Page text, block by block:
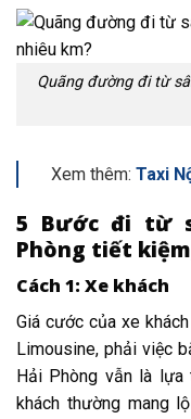
Quãng đường đi từ
Xem thêm: Taxi
5 Bước đi từ
Phòng tiết
Cách 1: Xe khách
Giá cước của xe
Limousine, phảiviệc
Hải Phòng vẫn là lựa
khách thường mang